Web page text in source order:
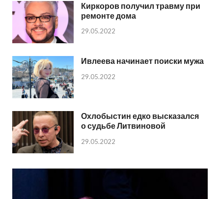
Киркоров получил травму при
ремонте дома
29.05.2022
Ивлеева начинает поиски мужа
29.05.2022
Охлобыстин едко высказался
о судьбе Литвиновой
29.05.2022